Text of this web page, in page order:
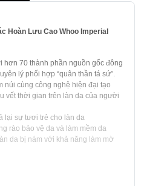
Hoàn Lưu Cao Whoo Imperial
70 thành phần nguồn gốc đông
lý phối hợp “quân thần tá sứ”.
núi cùng công nghệ hiện đại tạo
vết thời gian trên làn da của người
lại sự tươi trẻ cho làn da
rào bảo vệ da và làm mềm da
da bị nám với khả năng làm mờ